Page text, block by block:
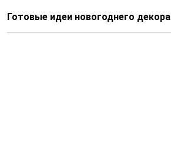
Готовые идеи новогоднего декора